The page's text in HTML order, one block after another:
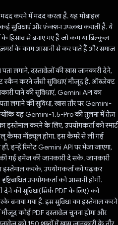
करने में मदद करता है. यह मोबाइल
सुविधाएं और फ़ंक्शन उपलब्ध कराती है. ये
हिसाब से बनाए गए हैं जो कम या बिल्कुल
के काम आसानी से कर पाते हैं और समाज
लगाने, दस्तावेज़ों की खास जानकारी देने,
स्कैन करने जैसी सुविधाएं मौजूद हैं. ऑब्जेक्ट
पाने की सुविधाएं, Gemini API का
लगाने की सुविधा, खास तौर पर Gemini-
यह Gemini-1.5-Pro की तुलना में तेज़
करने के लिए, उपयोगकर्ता को स्मार्ट
कैमरा मॉड्यूल होगा. इस कैमरे से ली गई
इन्हें रिमोट Gemini API पर भेजा जाएगा,
गई इमेज की जानकारी दे सके. जानकारी
इस्तेमाल करके, उपयोगकर्ता को पढ़कर
उपयोगकर्ता को आसानी होगी.
देने की सुविधा(सिर्फ़ PDF के लिए) को
गया है. इस सुविधा का इस्तेमाल करने
कोई PDF दस्तावेज़ चुनना होगा और